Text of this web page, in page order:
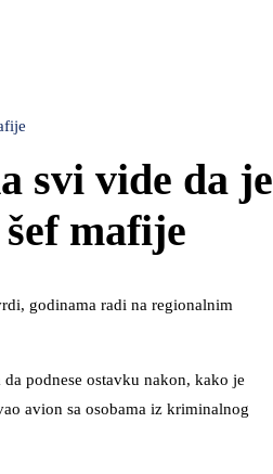
svi vide da je
mafije
godinama radi na regionalnim
podnese ostavku nakon, kako je
avion sa osobama iz kriminalnog